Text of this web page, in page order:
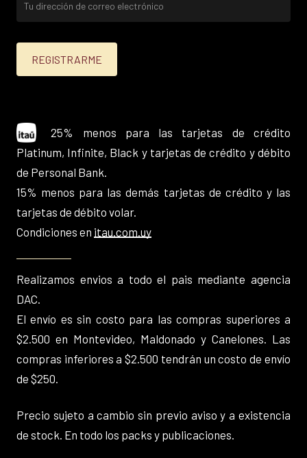
25% menos para las tarjetas de crédito
Platinum, Infinite, Black y tarjetas de crédito y débito
de Personal Bank.
15% menos para las demás tarjetas de crédito y las
tarjetas de débito volar.
Condiciones en itau.com.uy
Realizamos envios a todo el pais mediante agencia
DAC.
El envío es sin costo para las compras superiores a
$2.500 en Montevideo, Maldonado y Canelones. Las
compras inferiores a $2.500 tendrán un costo de envío
de $250.
Precio sujeto a cambio sin previo aviso y a existencia
de stock. En todo los packs y publicaciones.